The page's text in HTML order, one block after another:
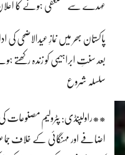
عہدے سے مستعفی ہونے کا
پاکستان بھر میں نمازِ عیدالاضحی کی
بعد سنتِ ابراہیمی کو زندہ رکھتے
سلسلہ شروع
**راولپنڈی: پٹرولیم مصنوعات
اضافے اور مہنگائی کے خلاف